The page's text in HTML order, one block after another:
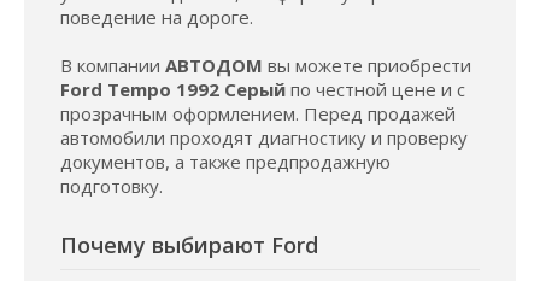
поведение на дороге.
В компании АВТОДОМ вы можете приобрести
Ford Tempo 1992 Серый по честной цене и с
прозрачным оформлением. Перед продажей
автомобили проходят диагностику и проверку
документов, а также предпродажную
подготовку.
Почему выбирают Ford